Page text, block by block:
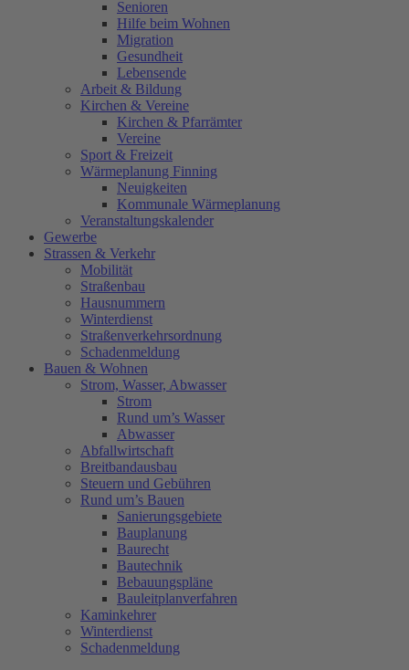
Senioren
Hilfe beim Wohnen
Migration
Gesundheit
Lebensende
Arbeit & Bildung
Kirchen & Vereine
Kirchen & Pfarrämter
Vereine
Sport & Freizeit
Wärmeplanung Finning
Neuigkeiten
Kommunale Wärmeplanung
Veranstaltungskalender
Gewerbe
Strassen & Verkehr
Mobilität
Straßenbau
Hausnummern
Winterdienst
Straßenverkehrsordnung
Schadenmeldung
Bauen & Wohnen
Strom, Wasser, Abwasser
Strom
Rund um’s Wasser
Abwasser
Abfallwirtschaft
Breitbandausbau
Steuern und Gebühren
Rund um’s Bauen
Sanierungsgebiete
Bauplanung
Baurecht
Bautechnik
Bebauungspläne
Bauleitplanverfahren
Kaminkehrer
Winterdienst
Schadenmeldung